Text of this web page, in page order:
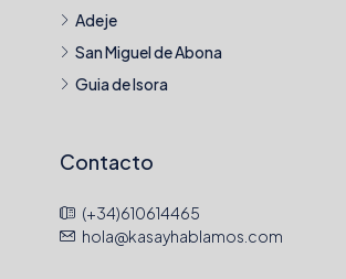
Adeje
San Miguel de Abona
Guia de Isora
Contacto
(+34)610614465
hola@kasayhablamos.com